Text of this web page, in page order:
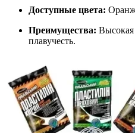
Доступные цвета:
Преимущества: Высокая
плавучесть.